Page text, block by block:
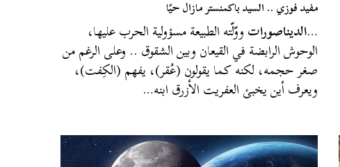
مفيد فوزي .. السيد باكمنستر مازال حيًا
…الديناصوراتووّلّته الطبيعة مسؤولية الحرب عليها،
الوحوش الرابضة في القيعان وبين الشقوق .. وعلى الرغم من
صغر حجمه، لكنه كما يقولون (عُقر)، يفهم (الكِفت)،
ويعرف أين يخبئ العفريت الأزرق ابنه…